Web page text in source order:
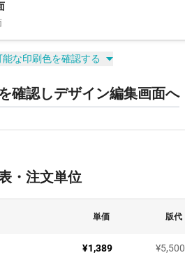
能な印刷色を確認する
確認しデザイン編集画面へ
・注文単位
単価 版代
¥1,389 ¥5,500